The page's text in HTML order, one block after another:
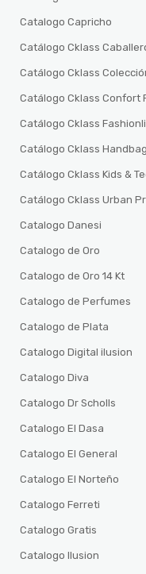
Catalogo Capricho
Catálogo Cklass
Catálogo Cklass
Catálogo Cklass Confort
Catálogo Cklass
Catálogo Cklass
Catálogo Cklass Kids &
Catálogo Cklass Urban
Catalogo Danesi
Catalogo de Oro
Catalogo de Oro 14 Kt
Catalogo de Perfumes
Catalogo de Plata
Catalogo Digital ilusion
Catalogo Diva
Catalogo Dr Scholls
Catalogo El Dasa
Catalogo El General
Catalogo El Norteño
Catalogo Ferreti
Catalogo Gratis
Catalogo Ilusion